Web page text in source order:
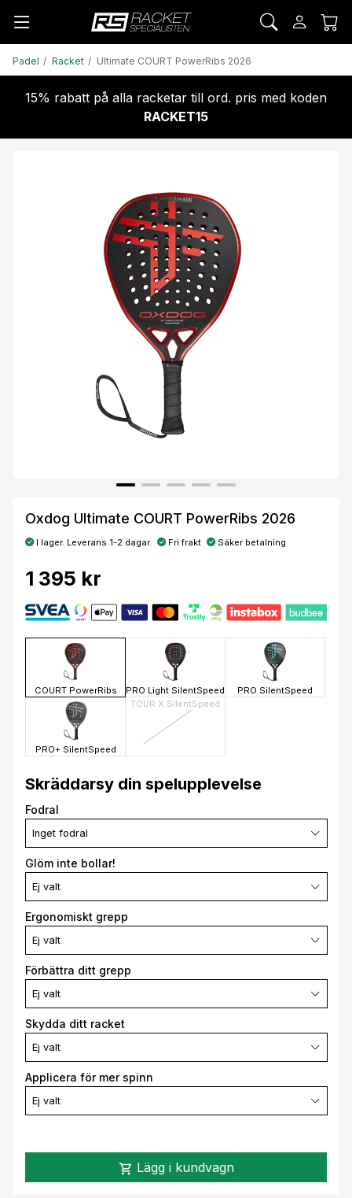
Padel Racket Ultimate COURT PowerRibs 2026
15% rabatt på alla racketar till ord. pris med koden
RACKET15
Oxdog Ultimate COURT PowerRibs 2026
I lager. Leverans 1-2 dagar. Fri frakt Säker betalning
1 395 kr
COURT PowerRibs PRO Light SilentSpeed PRO SilentSpeed
PRO+ SilentSpeed
TOUR X SilentSpeed
Skräddarsy din spelupplevelse
Fodral
Inget fodral
Glöm inte bollar!
Ej valt
Ergonomiskt grepp
Ej valt
Förbättra ditt grepp
Ej valt
Skydda ditt racket
Ej valt
Applicera för mer spinn
Ej valt
shopping_cart Lägg i kundvagn